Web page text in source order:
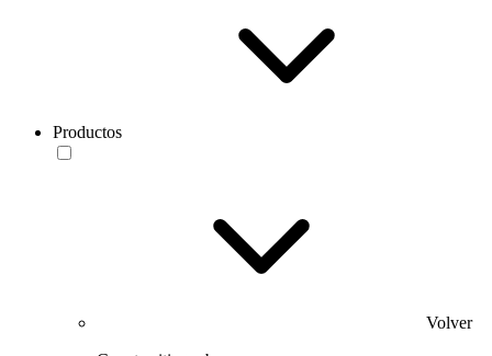
Productos
Volver